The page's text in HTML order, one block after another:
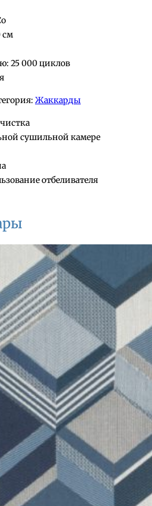
см
25 000 циклов
Жаккарды
сушильной камере
отбеливателя